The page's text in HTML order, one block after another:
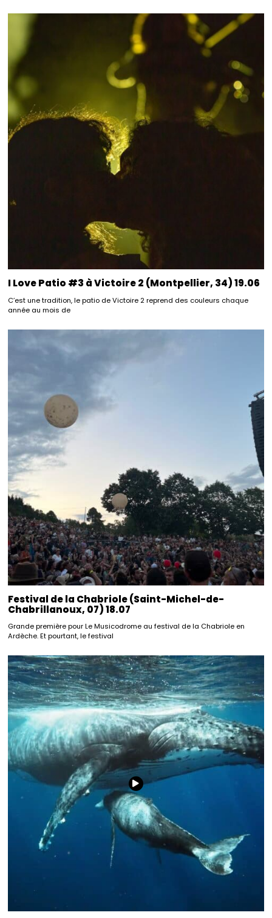
I Love Patio #3 à Victoire 2 (Montpellier, 34) 19.06
C’est une tradition, le patio de Victoire 2 reprend des couleurs chaque
année au mois de
Festival de la Chabriole (Saint-Michel-de-
Chabrillanoux, 07) 18.07
Grande première pour Le Musicodrome au festival de la Chabriole en
Ardèche. Et pourtant, le festival